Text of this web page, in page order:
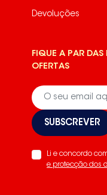
Devoluções
FIQUE A PAR DAS
OFERTAS
SUBSCREVER
Li e concordo
e protecção dos